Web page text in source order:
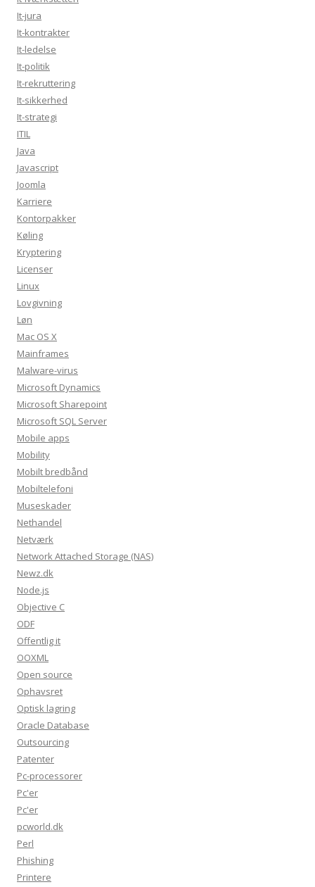
It-jura
It-kontrakter
It-ledelse
It-politik
It-rekruttering
It-sikkerhed
It-strategi
ITIL
Java
Javascript
Joomla
Karriere
Kontorpakker
Køling
Kryptering
Licenser
Linux
Lovgivning
Løn
Mac OS X
Mainframes
Malware-virus
Microsoft Dynamics
Microsoft Sharepoint
Microsoft SQL Server
Mobile apps
Mobility
Mobilt bredbånd
Mobiltelefoni
Museskader
Nethandel
Netværk
Network Attached Storage (NAS)
Newz.dk
Node.js
Objective C
ODF
Offentlig it
OOXML
Open source
Ophavsret
Optisk lagring
Oracle Database
Outsourcing
Patenter
Pc-processorer
Pc'er
Pc'er
pcworld.dk
Perl
Phishing
Printere